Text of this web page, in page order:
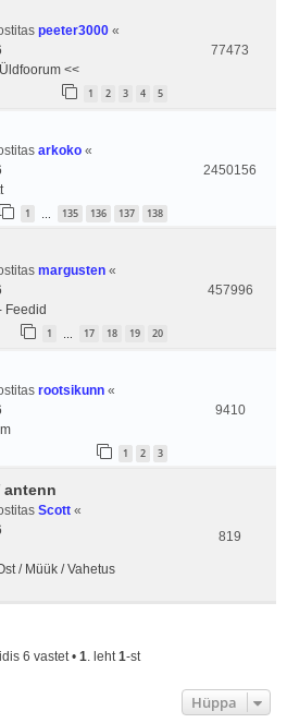
peeter3000 «
<<
1 2 3 4 5
77473
arkoko «
1 135 136 137 138
2450156
margusten «
Feedid
1 17 18 19 20
457996
rootsikunn «
1 2 3
9410
antenn
Scott «
/ Müük / Vahetus
819
6 vastet • 1. leht1-st
Hüppa